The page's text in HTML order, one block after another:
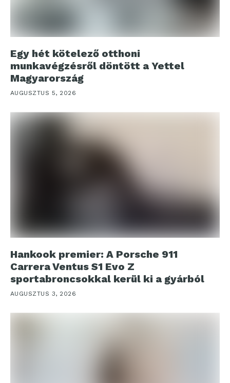
Egy hét kötelező otthoni
munkavégzésről döntött a Yettel
Magyarország
AUGUSZTUS 5, 2026
Hankook premier: A Porsche 911
Carrera Ventus S1 Evo Z
sportabroncsokkal kerül ki a gyárból
AUGUSZTUS 3, 2026